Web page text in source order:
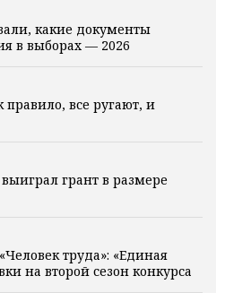
какие документы
в выборах — 2026
все ругают, и
грант в размере
труда»: «Единая
на второй сезон конкурса